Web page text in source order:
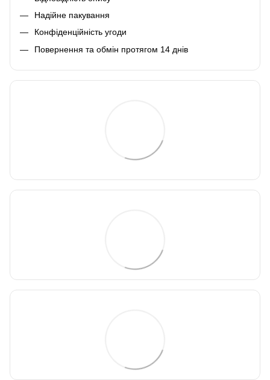
Надійне пакування
Конфіденційність угоди
Повернення та обмін протягом 14 днів